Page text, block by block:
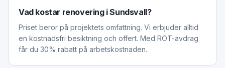
Vad kostar renovering i Sundsvall?
Priset beror på projektets omfattning. Vi erbjuder alltid
en kostnadsfri besiktning och offert. Med ROT-avdrag
får du 30% rabatt på arbetskostnaden.